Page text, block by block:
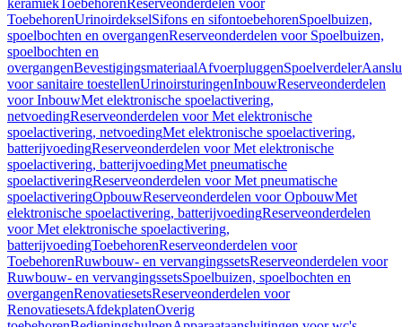
keramiekToebehorenReserveonderdelen voor
ToebehorenUrinoirdekselSifons en sifontoebehorenSpoelbuizen,
spoelbochten en overgangenReserveonderdelen voor Spoelbuizen,
spoelbochten en
overgangenBevestigingsmateriaalAfvoerpluggenSpoelverdeler
voor sanitaire toestellenUrinoirsturingenInbouwReserveonderdelen
voor InbouwMet elektronische spoelactivering,
netvoedingReserveonderdelen voor Met elektronische
spoelactivering, netvoedingMet elektronische spoelactivering,
batterijvoedingReserveonderdelen voor Met elektronische
spoelactivering, batterijvoedingMet pneumatische
spoelactiveringReserveonderdelen voor Met pneumatische
spoelactiveringOpbouwReserveonderdelen voor OpbouwMet
elektronische spoelactivering, batterijvoedingReserveonderdelen
voor Met elektronische spoelactivering,
batterijvoedingToebehorenReserveonderdelen voor
ToebehorenRuwbouw- en vervangingssetsReserveonderdelen voor
Ruwbouw- en vervangingssetsSpoelbuizen, spoelbochten en
overgangenRenovatiesetsReserveonderdelen voor
RenovatiesetsAfdekplatenOverig